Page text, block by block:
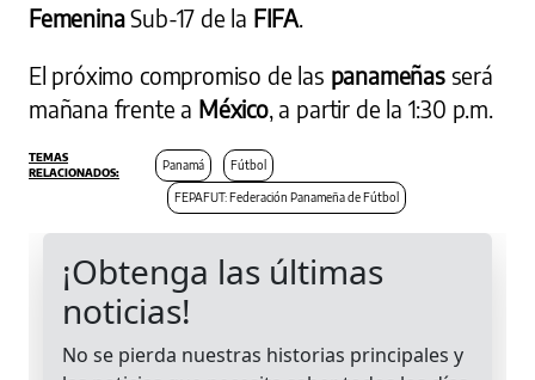
FemeninaSub-17 de la FIFA
El próximo compromiso de las panameñas será
mañana frente a México, a partir de la 1:30 p.m.
Panamá Fútbol
FEPAFUT: Federación Panameña de Fútbol